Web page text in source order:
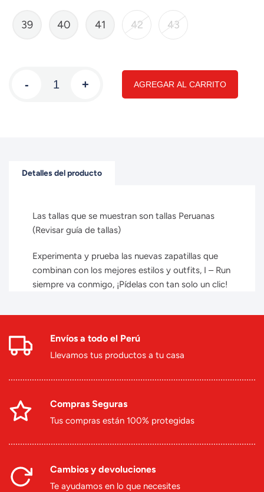
39 40 41 42 43
- + AGREGAR AL CARRITO
Detalles del producto
Las tallas que se muestran son tallas Peruanas
(Revisar guía de tallas)
Experimenta y prueba las nuevas zapatillas que
combinan con los mejores estilos y outfits, I – Run
siempre va conmigo, ¡Pídelas con tan solo un clic!
Envíos a todo el Perú
Llevamos tus productos a tu casa
Compras Seguras
Tus compras están 100% protegidas
Cambios y devoluciones
Te ayudamos en lo que necesites